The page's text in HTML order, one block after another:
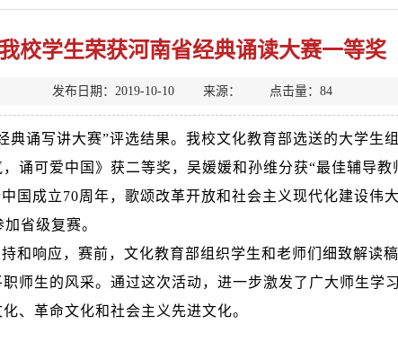
我校学生荣获河南省经典诵读大赛一等奖
发布日期：2019-10-10 来源： 点击量： 84
典诵写讲大赛”评选结果。我校文化教育部选送的大学生
诵可爱中国》获二等奖，吴媛媛和孙维分获“最佳辅导教
国成立70周年，歌颂改革开放和社会主义现代化建设伟
省级复赛。
和响应，赛前，文化教育部组织学生和老师们细致解读
师生的风采。通过这次活动，进一步激发了广大师生学
、革命文化和社会主义先进文化。